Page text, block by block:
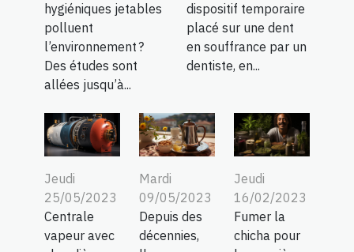
hygiéniques jetables
polluent
l’environnement ?
Des études sont
allées jusqu’à...
dispositif temporaire
placé sur une dent
en souffrance par un
dentiste, en...
Jeudi
25/05/2023
Centrale
vapeur avec
Mardi
09/05/2023
Depuis des
décennies,
Jeudi
16/02/2023
Fumer la
chicha pour